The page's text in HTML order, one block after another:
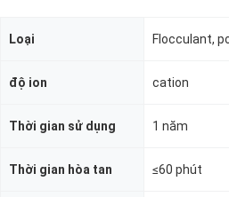
Loại Flocculant,
độ ion cation
Thời gian sử dụng 1 năm
Thời gian hòa tan ≤60 phút